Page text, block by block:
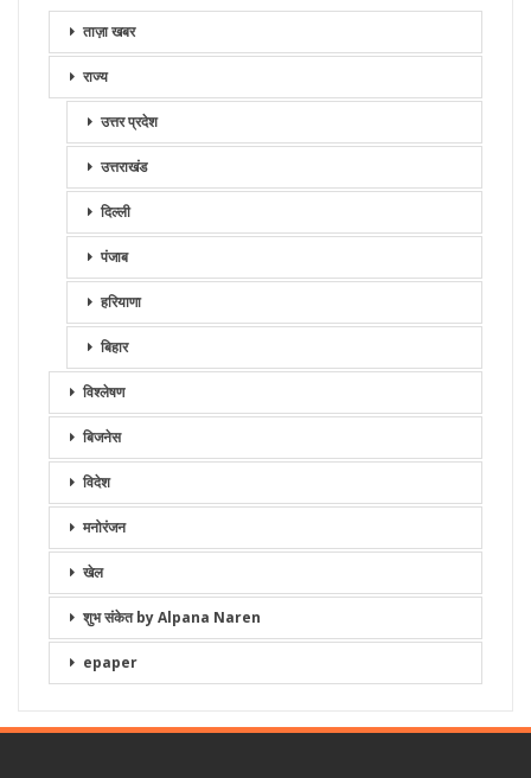
ताज़ा खबर
राज्य
उत्तर प्रदेश
उत्तराखंड
दिल्ली
पंजाब
हरियाणा
बिहार
विश्लेषण
बिजनेस
विदेश
मनोरंजन
खेल
शुभ संकेत by Alpana Naren
epaper